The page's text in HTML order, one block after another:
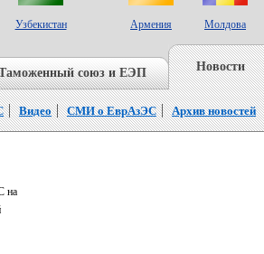
Узбекистан Армения Молдова
союз и ЕЭП Новости
Видео СМИ о ЕврАзЭС Архив новостей
на